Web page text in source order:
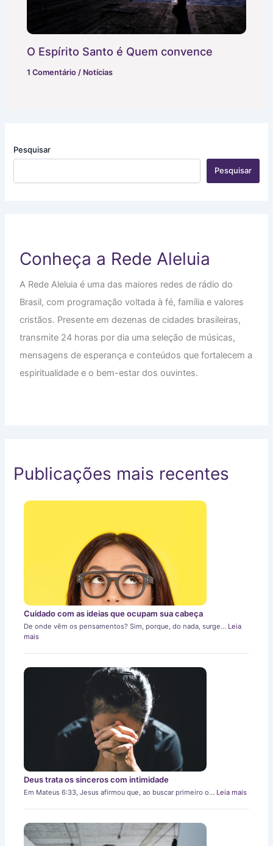
O Espírito Santo é Quem convence
1 Comentário / Notícias
Pesquisar
Pesquisar
Conheça a Rede Aleluia
A Rede Aleluia é uma das maiores redes de rádio do
Brasil, com programação voltada à fé, família e valores
cristãos. Presente em dezenas de cidades brasileiras,
transmite 24 horas por dia uma seleção de músicas,
mensagens de esperança e conteúdos que fortalecem a
espiritualidade e o bem-estar dos ouvintes.
Publicações mais recentes
Cuidado com as ideias que ocupam sua cabeça
De onde vêm os pensamentos? Sim, porque, do nada, surge… Leia
mais
Deus trata os sinceros com intimidade
Em Mateus 6:33, Jesus afirmou que, ao buscar primeiro o… Leia mais